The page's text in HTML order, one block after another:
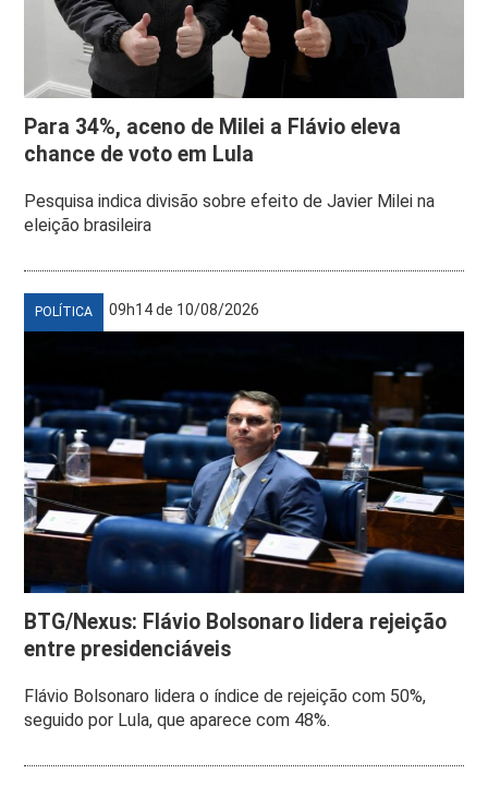
Para 34%, aceno de Milei a Flávio eleva
chance de voto em Lula
Pesquisa indica divisão sobre efeito de Javier Milei na
eleição brasileira
POLÍTICA 09h14 de 10/08/2026
BTG/Nexus: Flávio Bolsonaro lidera rejeição
entre presidenciáveis
Flávio Bolsonaro lidera o índice de rejeição com 50%,
seguido por Lula, que aparece com 48%.